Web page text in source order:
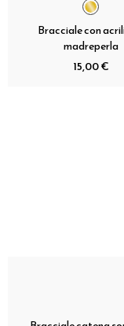
Bracciale con
madreperla
15,00 €